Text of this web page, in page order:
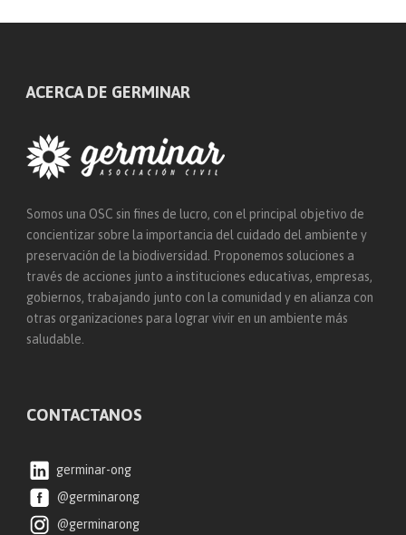
ACERCA DE GERMINAR
Somos una OSC sin fines de lucro, con el principal objetivo de
concientizar sobre la importancia del cuidado del ambiente y
preservación de la biodiversidad. Proponemos soluciones a
través de acciones junto a instituciones educativas, empresas,
gobiernos, trabajando junto con la comunidad y en alianza con
otras organizaciones para lograr vivir en un ambiente más
saludable.
CONTACTANOS
germinar-ong
@germinarong
@germinarong